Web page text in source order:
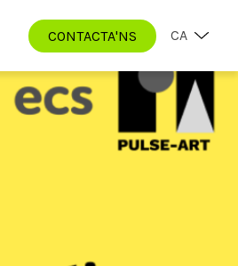
CONTACTA'NS CA